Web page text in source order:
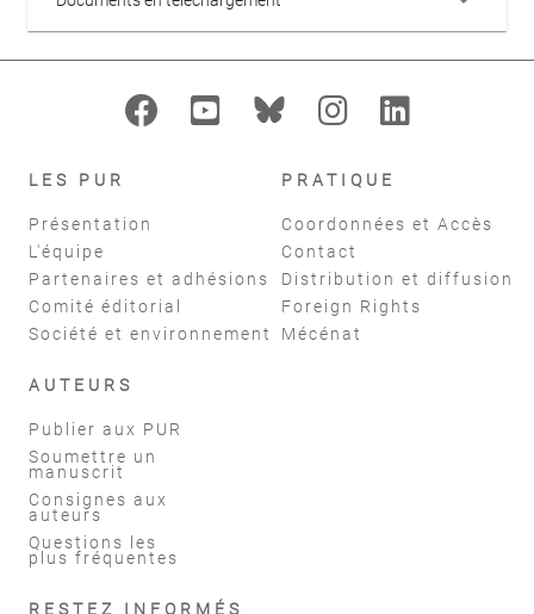
LES PUR
Présentation
L'équipe
Partenaires et adhésions
Comité éditorial
Société et environnement
PRATIQUE
Coordonnées et Accès
Contact
Distribution et diffusion
Foreign Rights
Mécénat
AUTEURS
Publier aux PUR
Soumettre un
manuscrit
Consignes aux
auteurs
Questions les
plus fréquentes
RESTEZ INFORMÉS